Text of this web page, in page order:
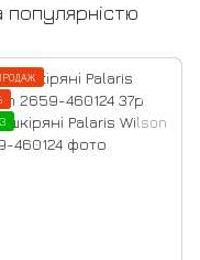
популярністю
3